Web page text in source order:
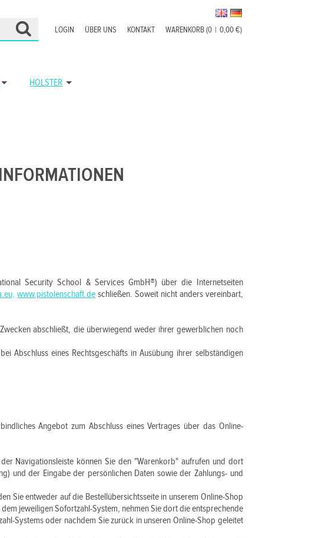
WARENKORB (0 | 0,00 €)
KONTAKT
ÜBER UNS
LOGIN
HOLSTER
Security School & Services GmbH®) über die Internetseiten
www.pistolenschaft.de schließen. Soweit nicht anders vereinbart,
abschließt, die überwiegend weder ihrer gewerblichen noch
Abschluss eines Rechtsgeschäfts in Ausübung ihrer selbständigen
Angebot zum Abschluss eines Vertrages über das Online-
Navigationsleiste können Sie den "Warenkorb" aufrufen und dort
und der Eingabe der persönlichen Daten sowie der Zahlungs- und
Sie entweder auf die Bestellübersichtsseite in unserem Online-Shop
jeweiligen Sofortzahl-System, nehmen Sie dort die entsprechende
Systems oder nachdem Sie zurück in unseren Online-Shop geleitet